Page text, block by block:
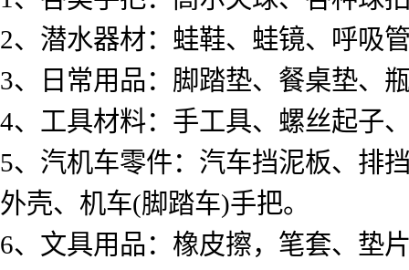
2、潜水器材：蛙鞋、蛙镜、呼吸
3、日常用品：脚踏垫、餐桌垫、
4、工具材料：手工具、螺丝起子
5、汽机车零件：汽车挡泥板、排
外壳、机车(脚踏车)手把。
6、文具用品：橡皮擦，笔套、垫